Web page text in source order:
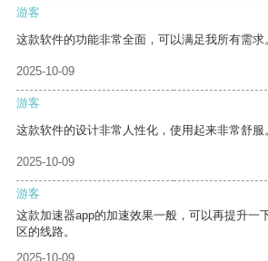
游客
这款软件的功能非常全面，可以满足我所有需求
2025-10-09
游客
这款软件的设计非常人性化，使用起来非常舒服
2025-10-09
游客
这款加速器app的加速效果一般，可以再提升一
区的线路。
2025-10-09